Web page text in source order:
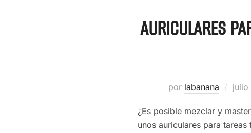
AURICULARES
por labanana julio
¿Es posible mezclar y
unos auriculares para